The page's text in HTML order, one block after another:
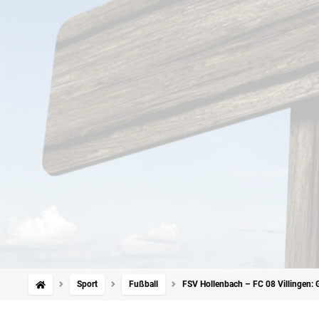
Sport Fußball FSV Hollenbach – FC 08 Villingen: